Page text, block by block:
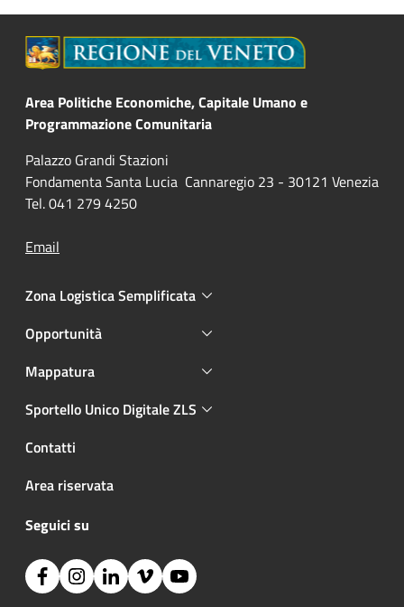
Area Politiche Economiche, Capitale Umano e
Programmazione Comunitaria
Palazzo Grandi Stazioni
Fondamenta Santa Lucia Cannaregio 23 - 30121 Venezia
Tel. 041 279 4250
Email
Zona Logistica Semplificata
Opportunità
Mappatura
Sportello Unico Digitale ZLS
Contatti
Area riservata
Seguici su
FacebookInstagramLinkedinVimeoYouTube